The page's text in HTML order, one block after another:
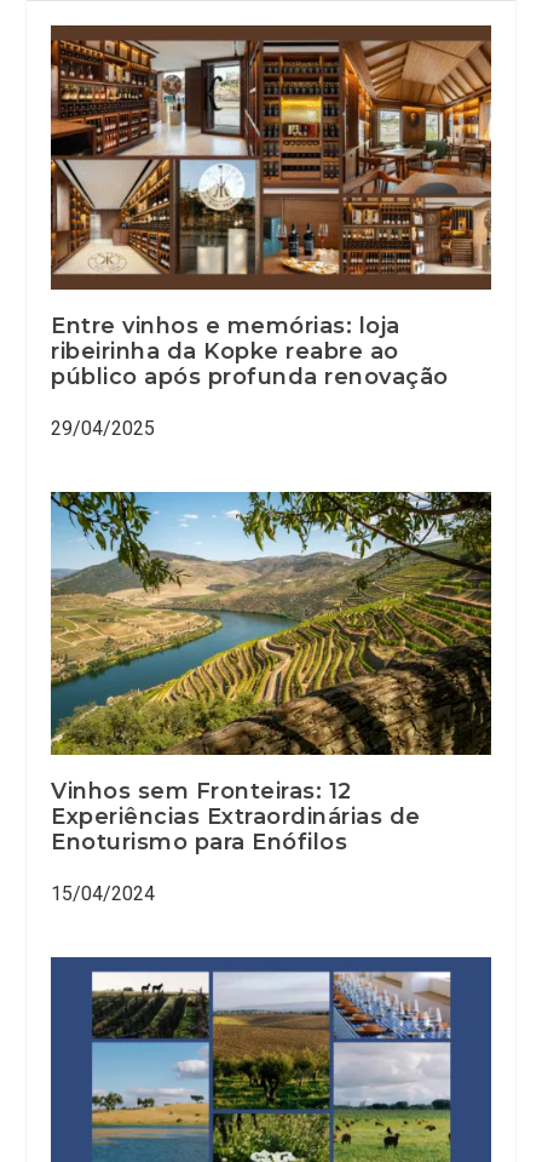
Entre vinhos e memórias: loja
ribeirinha da Kopke reabre ao
público após profunda renovação
29/04/2025
Vinhos sem Fronteiras: 12
Experiências Extraordinárias de
Enoturismo para Enófilos
15/04/2024